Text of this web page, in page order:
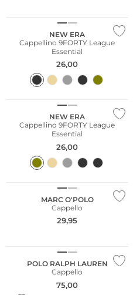
NEW ERA
Cappellino 9FORTY League
Essential
26,00
NEW ERA
Cappellino 9FORTY League
Essential
26,00
Sostenibile
MARC O'POLO
Cappello
29,95
POLO RALPH LAUREN
Cappello
75,00